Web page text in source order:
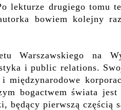
lekturze drugiego tomu
bowiem kolejny
Warszawskiego na
i public relations.
międzynarodowe
bogactwem świata jest
będący pierwszą częścią